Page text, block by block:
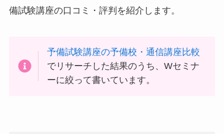
備試験講座の口コミ・評判を紹介します。
予備試験講座の予備校・通信講座比較
でリサーチした結果のうち、Wセミナ
ーに絞って書いています。